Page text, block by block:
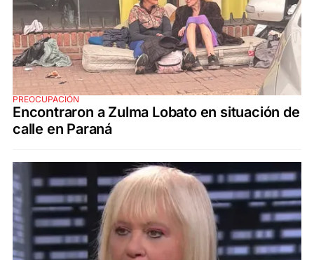
PREOCUPACIÓN
Encontraron a Zulma Lobato en situación de
calle en Paraná